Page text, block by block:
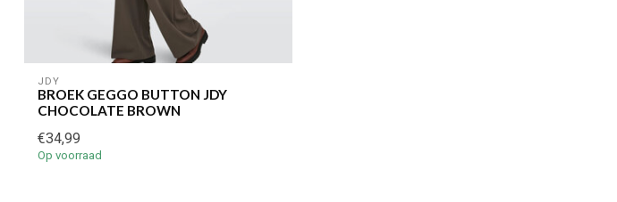
JDY
BROEK GEGGO BUTTON JDY
CHOCOLATE BROWN
€34,99
Op voorraad